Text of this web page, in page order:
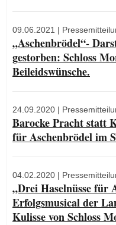
09.06.2021 |
„Aschenbrödel“-
gestorben: Schloss
Beileidswünsche.
24.09.2020 |
Barocke Pracht statt
für Aschenbrödel im
04.02.2020 |
„Drei Haselnüsse für
Erfolgsmusical der
Kulisse von Schloss